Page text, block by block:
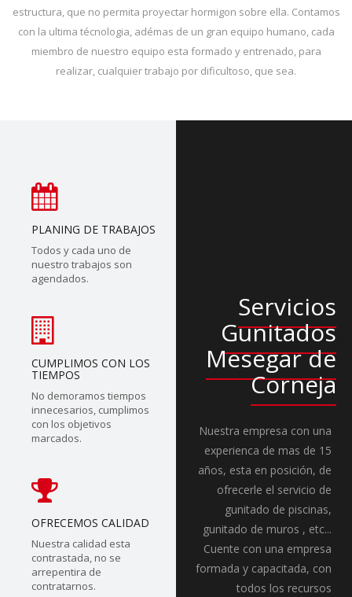
estructura, que no permita proyectar hormigon sobre ella. Contamos
con la ultima técnologia, adémas de un gran equipo humano, cada
miembro de nuestro equipo esta formado y entrenado, para
realizar, cualquier trabajo por dificultoso, que sea.
PLANING DE TRABAJOS
Todos y cada uno de
nuestro trabajos son
agendados.
CUMPLIMOS CON LOS
TIEMPOS
No demoramos tiempos
innecesarios, cumplimos
con los objetivos
marcados.
OFRECEMOS CALIDAD
Nuestra calidad esta
contrastada, no se
arrepentira de
contratarnos.
Servicios
Gunitados
Mesegar de
Corneja
Nuestra empresa con una
experienca de mas de 15
años, esta en posición, de
ofrecerle el servicio de
gunitado de piscinas,
gunitado de muros , etc...
Cuente con una empresa
formada y capacitada, con
todos los recursos